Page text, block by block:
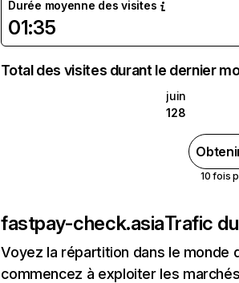
Durée moyenne des visites
01:35
Total des visites durant le dernier
juin
128
10 fois
fastpay-check.asiaTrafic
Voyez la répartition dans le
commencez à exploiter les